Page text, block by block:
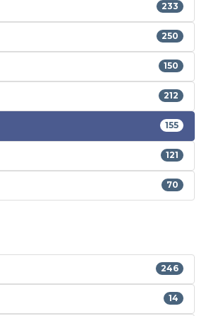
233
250
150
212
155
121
70
246
14